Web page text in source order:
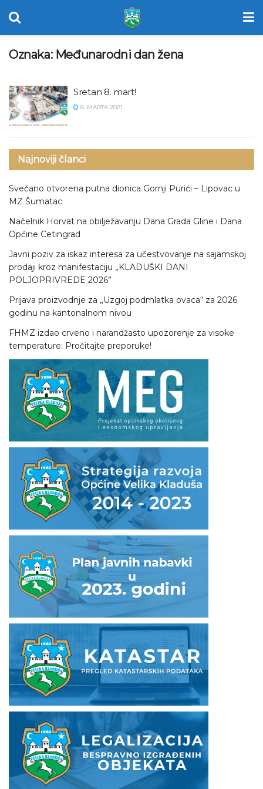
Oznaka: Međunarodni dan žena
Sretan 8. mart!
8. MARTA 2021.
Najnoviji članci
Svečano otvorena putna dionica Gornji Purići – Lipovac u
MZ Šumatac
Načelnik Horvat na obilježavanju Dana Grada Gline i Dana
Općine Cetingrad
Javni poziv za iskaz interesa za učestvovanje na sajamskoj
prodaji kroz manifestaciju „KLADUŠKI DANI
POLJOPRIVREDE 2026”
Prijava proizvodnje za „Uzgoj podmlatka ovaca“ za 2026.
godinu na kantonalnom nivou
FHMZ izdao crveno i narandžasto upozorenje za visoke
temperature: Pročitajte preporuke!